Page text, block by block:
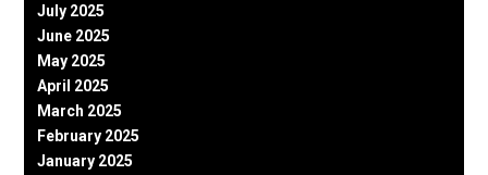
July 2025
June 2025
May 2025
April 2025
March 2025
February 2025
January 2025